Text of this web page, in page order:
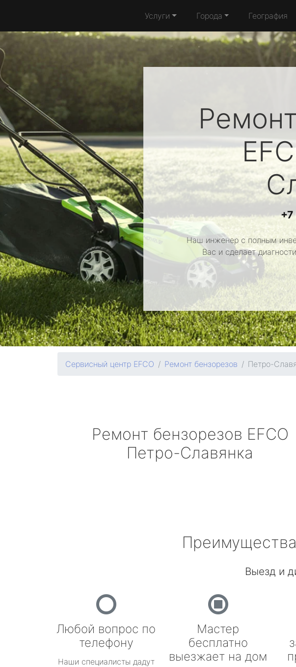
Услуги Города География
Наш инженер с полным
Вас и сделает
Сервисный центр EFCO Ремонт бензорезов Петро-
Ремонт бензорезов EFCO
Петро-Славянка
Выезд и
Любой вопрос по
телефону
Наши специалисты дадут
Мастер
бесплатно
выезжает на дом